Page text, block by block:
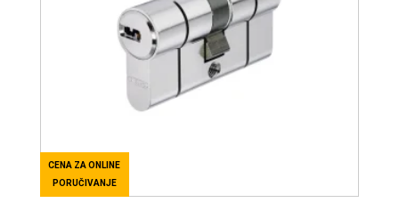
CENA ZA ONLINE
PORUČIVANJE